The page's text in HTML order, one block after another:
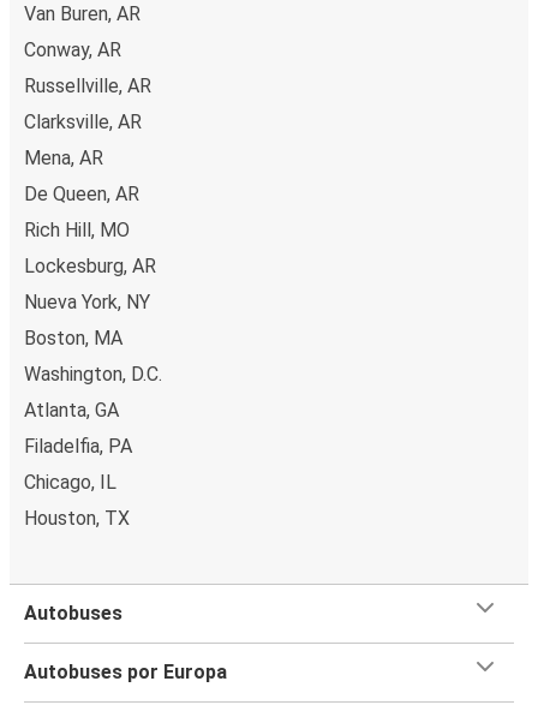
Van Buren, AR
Conway, AR
Russellville, AR
Clarksville, AR
Mena, AR
De Queen, AR
Rich Hill, MO
Lockesburg, AR
Nueva York, NY
Boston, MA
Washington, D.C.
Atlanta, GA
Filadelfia, PA
Chicago, IL
Houston, TX
Autobuses
Autobuses por Europa